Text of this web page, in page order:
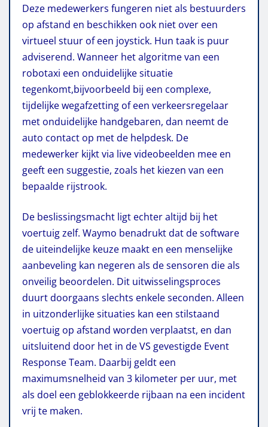
Deze medewerkers fungeren niet als bestuurders
op afstand en beschikken ook niet over een
virtueel stuur of een joystick. Hun taak is puur
adviserend. Wanneer het algoritme van een
robotaxi een onduidelijke situatie
tegenkomt,bijvoorbeeld bij een complexe,
tijdelijke wegafzetting of een verkeersregelaar
met onduidelijke handgebaren, dan neemt de
auto contact op met de helpdesk. De
medewerker kijkt via live videobeelden mee en
geeft een suggestie, zoals het kiezen van een
bepaalde rijstrook.
De beslissingsmacht ligt echter altijd bij het
voertuig zelf. Waymo benadrukt dat de software
de uiteindelijke keuze maakt en een menselijke
aanbeveling kan negeren als de sensoren die als
onveilig beoordelen. Dit uitwisselingsproces
duurt doorgaans slechts enkele seconden. Alleen
in uitzonderlijke situaties kan een stilstaand
voertuig op afstand worden verplaatst, en dan
uitsluitend door het in de VS gevestigde Event
Response Team. Daarbij geldt een
maximumsnelheid van 3 kilometer per uur, met
als doel een geblokkeerde rijbaan na een incident
vrij te maken.